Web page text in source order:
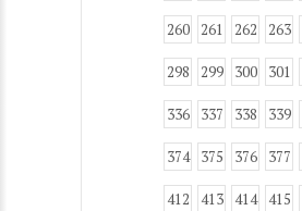
260 261 262 263
298 299 300 301
336 337 338 339
374 375 376 377
412 413 414 415